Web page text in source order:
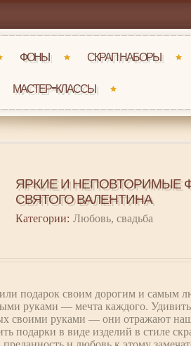
ФОНЫ СКРАП НАБОРЫ
МАСТЕР-КЛАССЫ
ЯРКИЕ И НЕПОВТОРИМЫЕ
СВЯТОГО ВАЛЕНТИНА
Категории: Любовь, свадьба
или подарок своим дорогим и
руками — мечта каждого.
своими руками — они отражают
подарки в виде изделий в стиле